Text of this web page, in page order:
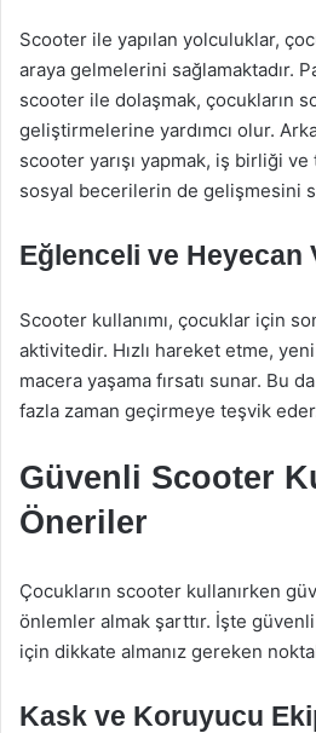
Scooter ile yapılan yolculuklar,
araya gelmelerini sağlamaktadır.
scooter ile dolaşmak, çocukların
geliştirmelerine yardımcı olur.
scooter yarışı yapmak, iş birliği ve
sosyal becerilerin de gelişmesini
Eğlenceli ve Heyecan
Scooter kullanımı, çocuklar için
aktivitedir. Hızlı hareket etme,
macera yaşama fırsatı sunar. Bu
fazla zaman geçirmeye teşvik
Güvenli Scooter
Öneriler
Çocukların scooter kullanırken
önlemler almak şarttır. İşte
için dikkate almanız gereken
Kask ve Koruyucu